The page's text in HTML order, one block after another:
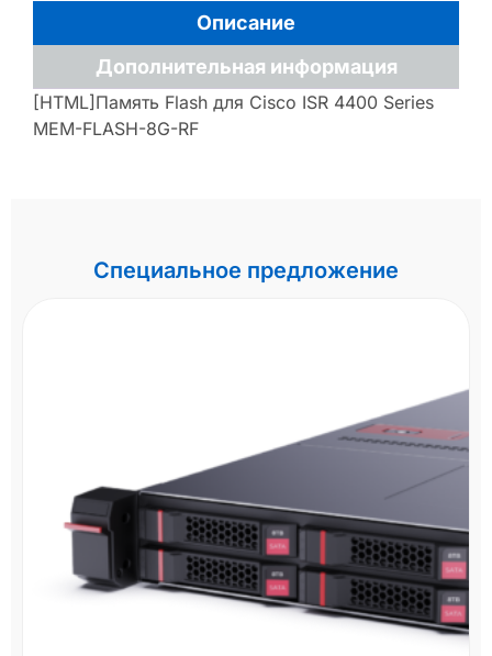
Описание
Дополнительная информация
[HTML]Память Flash для Cisco ISR 4400 Series
MEM-FLASH-8G-RF
Специальное предложение